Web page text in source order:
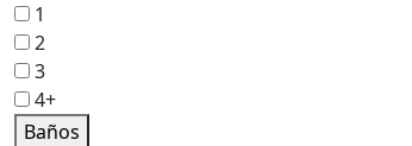
1
2
3
4+
Baños